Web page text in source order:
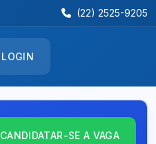
(22) 2525-9205
LOGIN
CANDIDATAR-SE A VAGA